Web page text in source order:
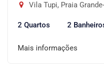
Vila Tupi, Praia
2 Quartos 2
Mais informações